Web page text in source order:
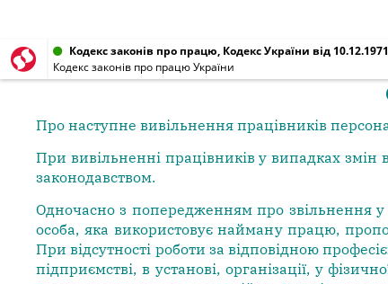
Кодекс законів про працю, Кодекс України від 10.12.1971
Кодекс законів про працю України